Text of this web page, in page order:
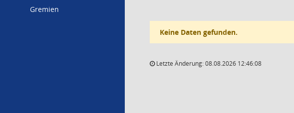
Gremien
Keine Daten gefunden.
Letzte Änderung: 08.08.2026 12:46:08